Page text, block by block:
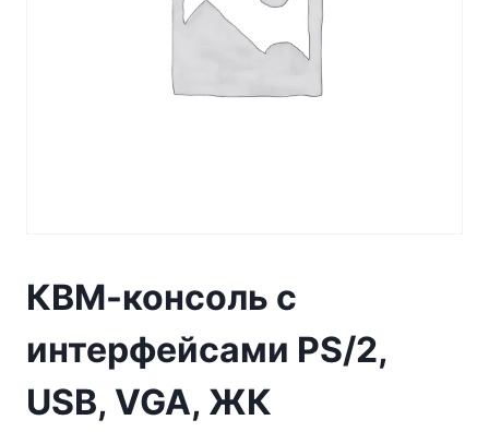
КВМ-консоль с
интерфейсами PS/2,
USB, VGA, ЖК